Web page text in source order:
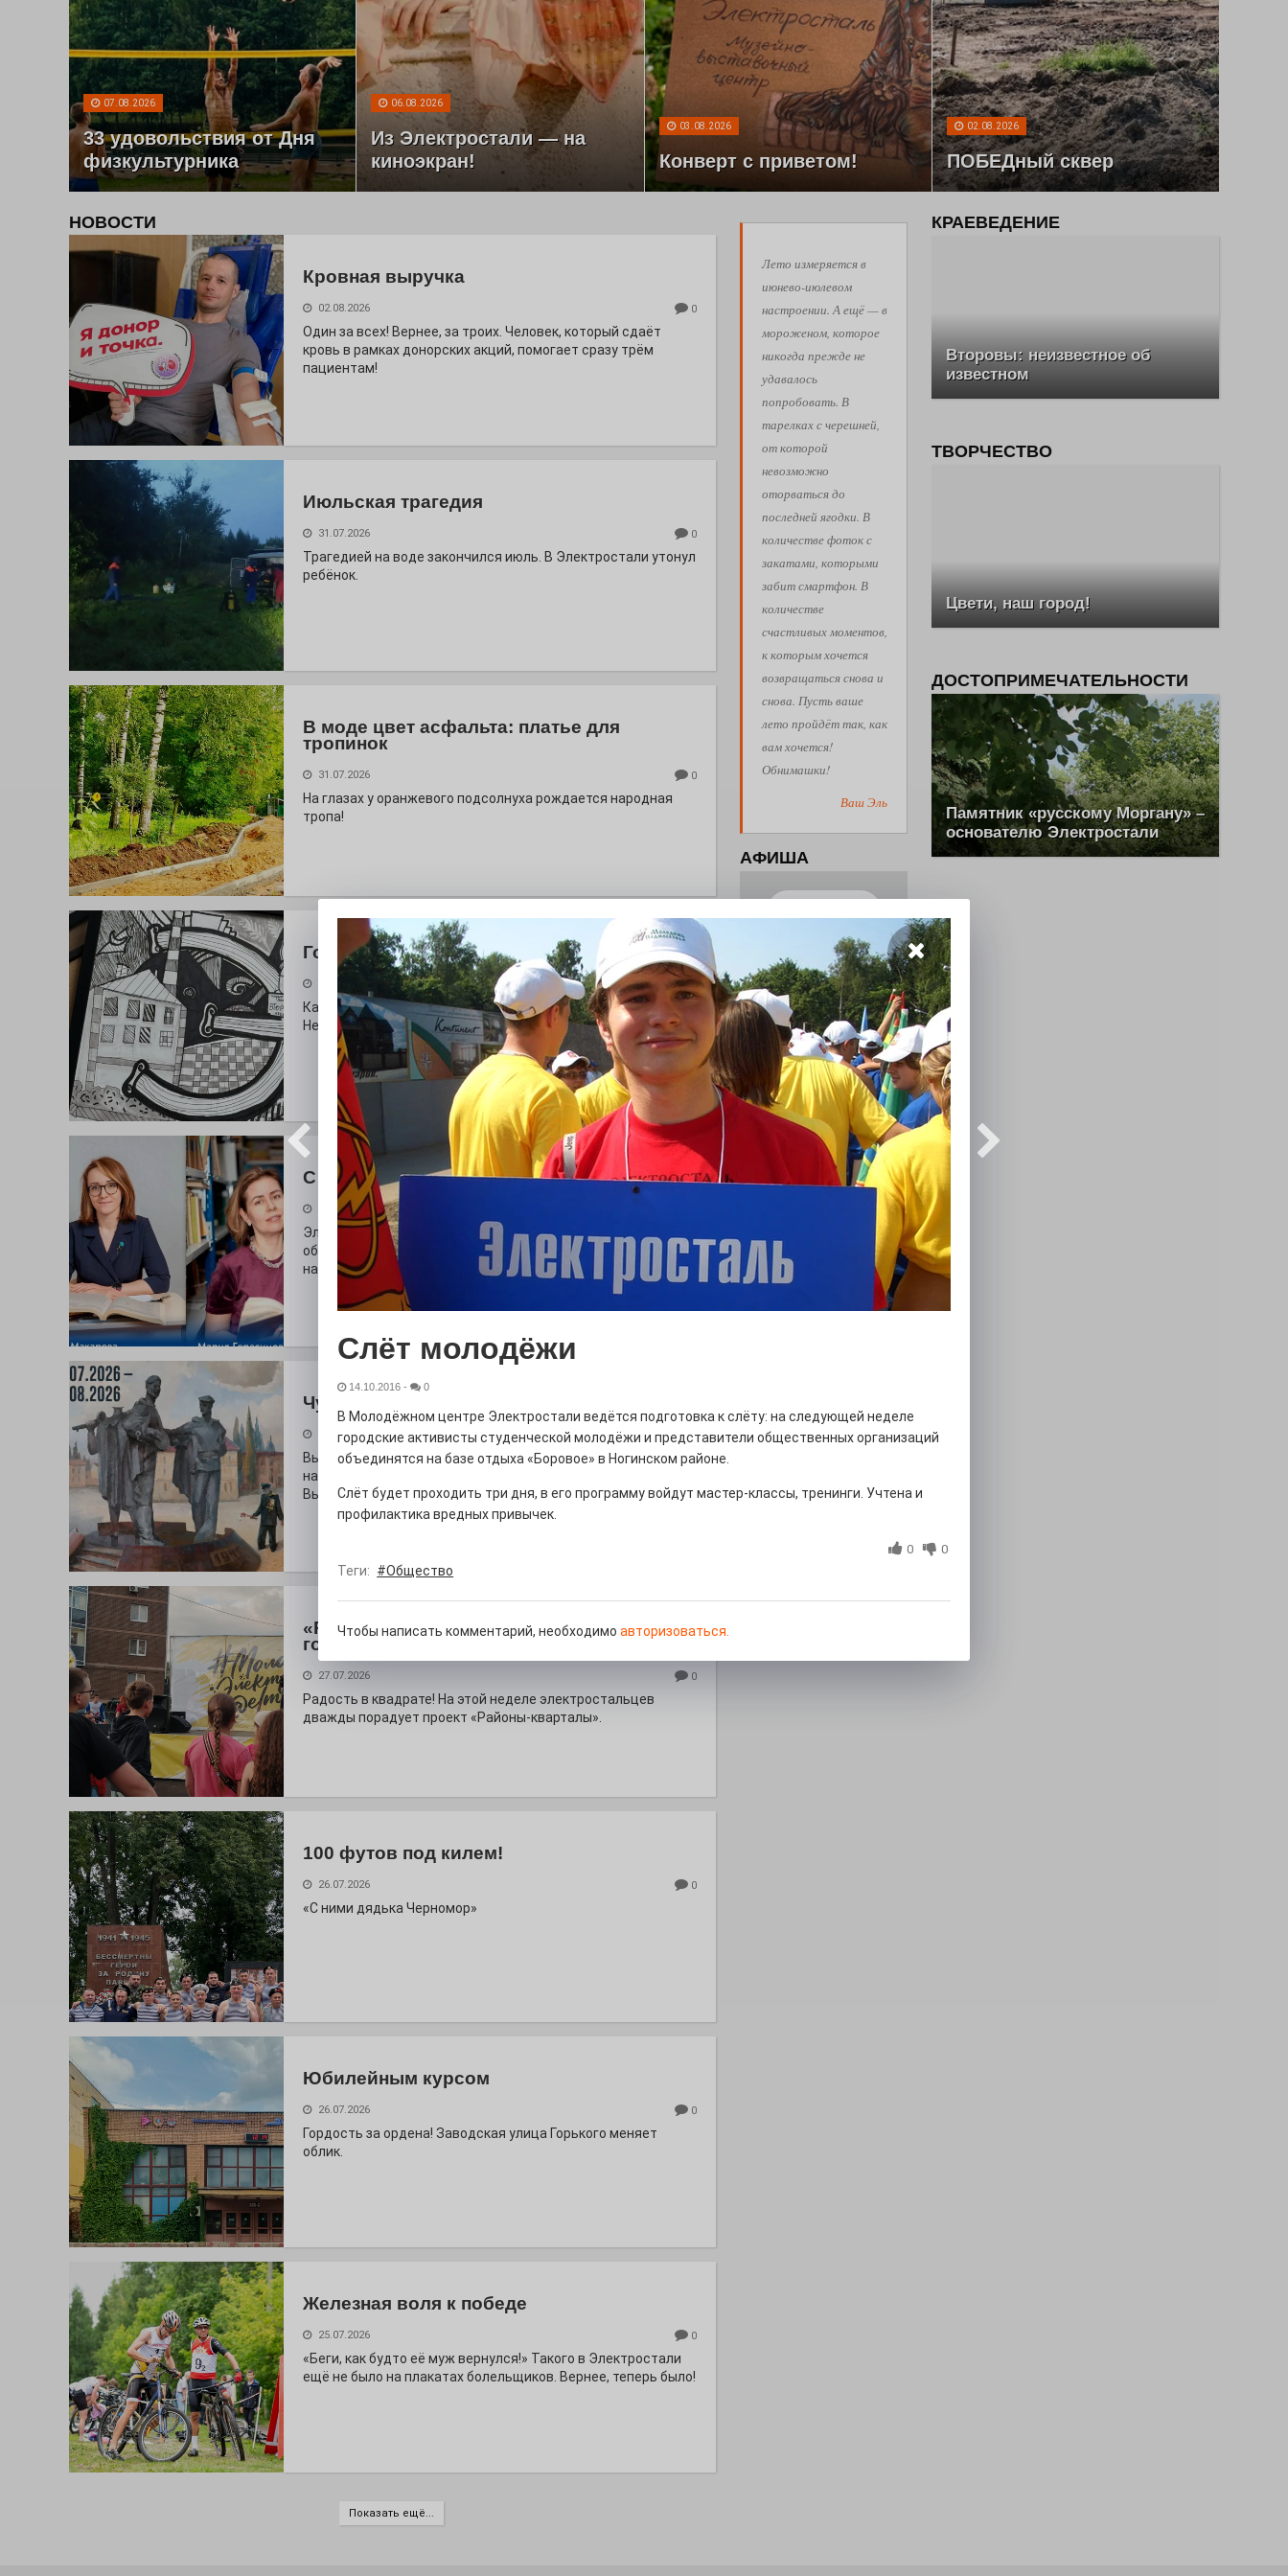
07.08.2026
33 удовольствия от Дня
физкультурника
06.08.2026
Из Электростали — на
киноэкран!
03.08.2026
Конверт с приветом!
02.08.2026
ПОБЕДный сквер
Лето измеряется в
июнево-июлевом
настроении. А ещё — в
мороженом, которое
никогда прежде не
удавалось
попробовать. В
тарелках с черешней,
от которой
невозможно
оторваться до
последней ягодки. В
количестве фоток с
закатами, которыми
забит смартфон. В
количестве
счастливых моментов,
к которым хочется
возвращаться снова и
снова. Пусть ваше
лето пройдёт так, как
вам хочется!
Обнимашки!
Ваш Эль
АФИША
поделиться
НОВОСТИ
Кровная выручка
02.08.2026 0
Один за всех! Вернее, за троих. Человек, который сдаёт
кровь в рамках донорских акций, помогает сразу трём
пациентам!
Июльская трагедия
31.07.2026 0
Трагедией на воде закончился июль. В Электростали утонул
ребёнок.
В моде цвет асфальта: платье для
тропинок
31.07.2026 0
На глазах у оранжевого подсолнуха рождается народная
тропа!
Городские сплетения
0
Как выглядит буква Э в разрезе истории города?
Неожиданный вопрос, правда?
С любовью к истории, литературе и детям
29.07.2026
Электросталь давно зарекомендовала себя флагманом
образования. В очередной раз этот статус подтвердили
наши педагоги.
Чувство Родины — одно на всех
28.07.2026 0
Выставка «Палитра героизма» — новый масштабный проект,
на который электростальцев приглашает к себе
Выставочный зал им. Олега Коняшина.
«Районы-кварталы» путешествуют по
городу
27.07.2026 0
Радость в квадрате! На этой неделе электростальцев
дважды порадует проект «Районы-кварталы».
100 футов под килем!
26.07.2026 0
«С ними дядька Черномор»
Юбилейным курсом
26.07.2026 0
Гордость за ордена! Заводская улица Горького меняет
облик.
Железная воля к победе
25.07.2026 0
«Беги, как будто её муж вернулся!» Такого в Электростали
ещё не было на плакатах болельщиков. Вернее, теперь было!
Показать ещё...
КРАЕВЕДЕНИЕ
Второвы: неизвестное об
известном
ТВОРЧЕСТВО
Цвети, наш город!
ДОСТОПРИМЕЧАТЕЛЬНОСТИ
Памятник «русскому Моргану» –
основателю Электростали
Слёт молодёжи
14.10.2016 - 0
В Молодёжном центре Электростали ведётся подготовка к слёту: на следующей неделе
городские активисты студенческой молодёжи и представители общественных организаций
объединятся на базе отдыха «Боровое» в Ногинском районе.
Слёт будет проходить три дня, в его программу войдут мастер-классы, тренинги. Учтена и
профилактика вредных привычек.
0 0
Теги: #Общество
Чтобы написать комментарий, необходимо авторизоваться.